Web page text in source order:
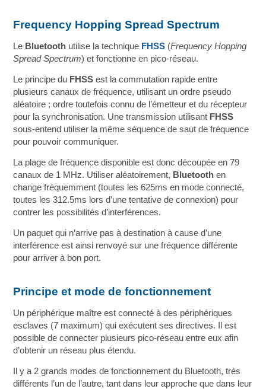
Frequency Hopping Spread Spectrum
Le Bluetooth utilise la technique FHSS (Frequency Hopping
Spread Spectrum) et fonctionne en pico-réseau.
Le principe du FHSS est la commutation rapide entre
plusieurs canaux de fréquence, utilisant un ordre pseudo
aléatoire ; ordre toutefois connu de l’émetteur et du récepteur
pour la synchronisation. Une transmission utilisant FHSS
sous-entend utiliser la même séquence de saut de fréquence
pour pouvoir communiquer.
La plage de fréquence disponible est donc découpée en 79
canaux de 1 MHz. Utiliser aléatoirement, Bluetooth en
change fréquemment (toutes les 625ms en mode connecté,
toutes les 312.5ms lors d’une tentative de connexion) pour
contrer les possibilités d’interférences.
Un paquet qui n’arrive pas à destination à cause d’une
interférence est ainsi renvoyé sur une fréquence différente
pour arriver à bon port.
Principe et mode de fonctionnement
Un périphérique maître est connecté à des périphériques
esclaves (7 maximum) qui exécutent ses directives. Il est
possible de connecter plusieurs pico-réseau entre eux afin
d’obtenir un réseau plus étendu.
Il y a 2 grands modes de fonctionnement du Bluetooth, très
différents l’un de l’autre, tant dans leur approche que dans leur